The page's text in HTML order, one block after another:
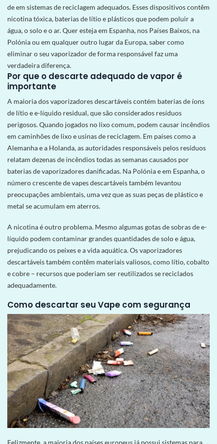
de em sistemas de reciclagem adequados. Esses dispositivos contêm
nicotina tóxica, baterias de lítio e plásticos que podem poluir a
água, o solo e o ar. Quer esteja em Espanha, nos Países Baixos, na
Polónia ou em qualquer outro lugar da Europa, saber como
eliminar o seu vaporizador de forma responsável faz uma
verdadeira diferença.
Por que o descarte adequado de vapor é
importante
A maioria dos vaporizadores descartáveis contém baterias de íons
de lítio e e-líquido residual, que são considerados resíduos
perigosos. Quando jogados no lixo comum, podem causar incêndios
em caminhões de lixo e usinas de reciclagem. Em países como a
Alemanha e a Holanda, as autoridades responsáveis ​​pelos resíduos
relatam dezenas de incêndios todas as semanas causados ​​por
baterias de vaporizadores danificadas. Na Polónia e em Espanha, o
número crescente de vapes descartáveis ​​também levantou
preocupações ambientais, uma vez que as suas peças de plástico e
metal se acumulam em aterros.
A nicotina é outro problema. Mesmo algumas gotas de sobras de e-
líquido podem contaminar grandes quantidades de solo e água,
prejudicando os peixes e a vida aquática. Os vaporizadores
descartáveis ​​também contêm materiais valiosos, como lítio, cobalto
e cobre – recursos que poderiam ser reutilizados se reciclados
adequadamente.
Como descartar seu Vape com segurança
Felizmente, a maioria dos países europeus já possui sistemas para